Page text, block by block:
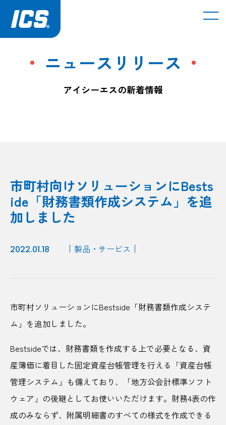
メ
ニュースリリース
アイシーエスの新着情報
市町村向けソリューションにBests
ide「財務書類作成システム」を追
加しました
2022.01.18 製品・サービス
市町村ソリューションにBestside「財務書類作成システ
ム」を追加しました。
Bestsideでは、財務書類を作成する上で必要となる、資
産簿価に着目した固定資産台帳管理を行える「資産台帳
管理システム」も備えており、「地方公会計標準ソフト
ウェア」の後継としてお使いいただけます。財務4表の作
成のみならず、附属明細書のすべての様式を作成できる